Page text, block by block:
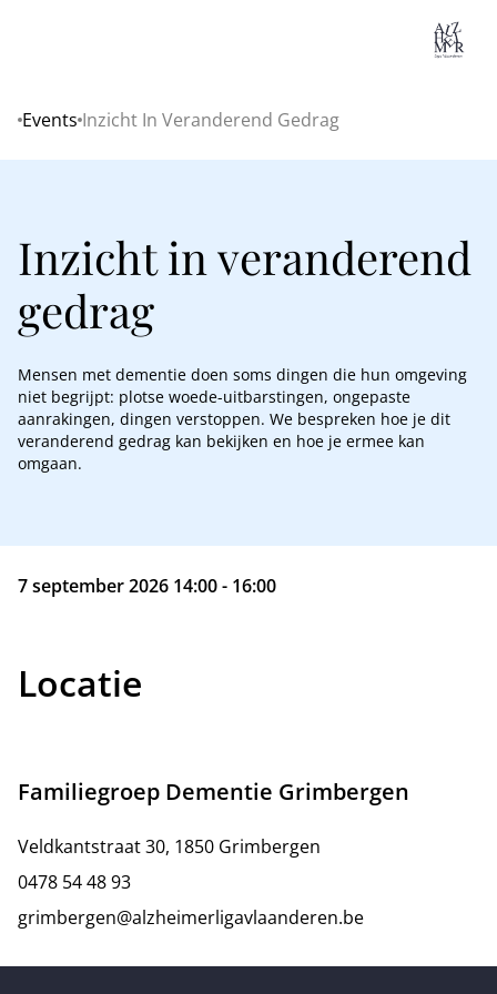
Home
Events Inzicht In Veranderend Gedrag
Inzicht in veranderend
gedrag
Mensen met dementie doen soms dingen die hun omgeving
niet begrijpt: plotse woede-uitbarstingen, ongepaste
aanrakingen, dingen verstoppen. We bespreken hoe je dit
veranderend gedrag kan bekijken en hoe je ermee kan
omgaan.
7 september 2026 14:00 - 16:00
Locatie
Familiegroep Dementie Grimbergen
Veldkantstraat 30, 1850 Grimbergen
0478 54 48 93
grimbergen@alzheimerligavlaanderen.be